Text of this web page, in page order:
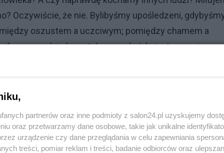
Oczywiście, że nie. Bylibyśmy upośledzeni,
oszustem a uczciwym; pomiędzy chamem a
moralnie kryształowego; każdy jest w pewien
krytykowany, potępiany. Paradoks? Może
że nie musimy szanować, kochać czy nawet
kochać czy nawet akceptować nas. Byłoby
partnerów oraz inne podmioty z salon24.pl uzyskujemy
oraz przetwarzamy dane osobowe, takie jak unikalne
urządzenie czy dane przeglądania w celu zapewniania
treści, pomiar reklam i treści, badanie odbiorców oraz